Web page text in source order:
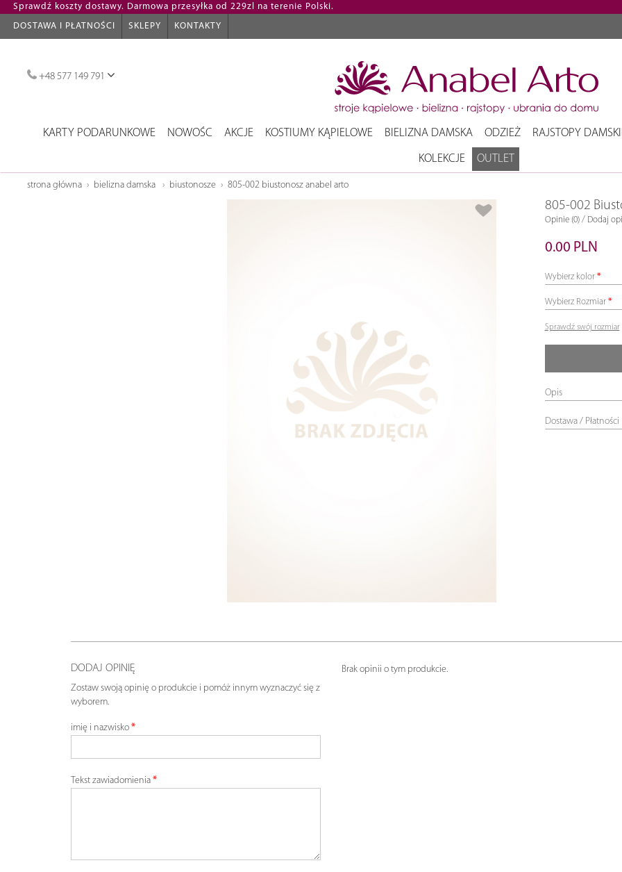
Sprawdź koszty dostawy. Darmowa przesyłka od 229zl na terenie Polski.
DOSTAWA I PŁATNOŚCI SKLEPY KONTAKTY
+48 577 149 791
KARTY PODARUNKOWE NOWOŚC AKCJE KOSTIUMY KĄPIELOWE BIELIZNA DAMSKA ODZIEŻ RAJSTOPY
KOLEKCJE OUTLET
strona główna bielizna damska biustonosze 805-002 biustonosz anabel arto
805-002
Opinie (0)/ Dodaj
0.00 PLN
Wybierz kolor
Wybierz Rozmiar
Sprawdź swój rozmiar
Opis
Dostawa / Płatności
DODAJ OPINIĘ
Zostaw swoją opinię o produkcie i pomóż innym wyznaczyć się z
wyborem.
imię i nazwisko
Tekst zawiadomienia
Brak opinii o tym produkcie.